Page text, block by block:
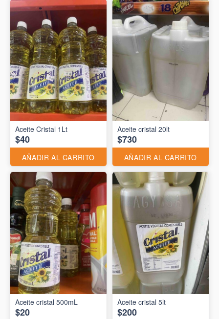
Aceite Cristal 1Lt
$40
AÑADIR AL CARRITO
Aceite cristal 20lt
$730
AÑADIR AL CARRITO
Aceite cristal 500mL
$20
Aceite cristal 5lt
$200